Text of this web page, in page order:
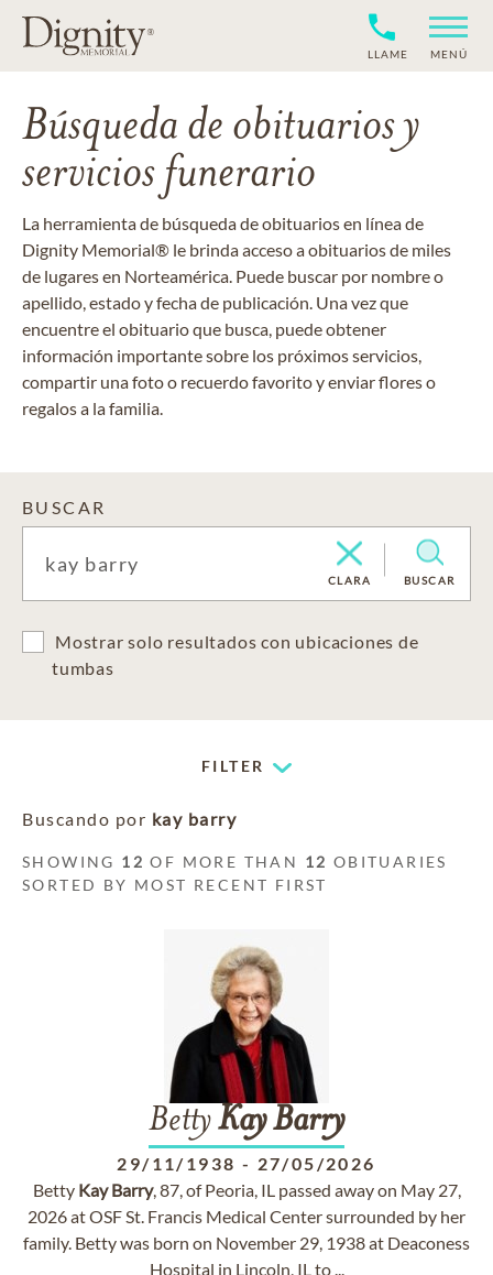
LLAME MENÚ
Búsqueda de obituarios y
servicios funerario
La herramienta de búsqueda de obituarios en línea de
Dignity Memorial® le brinda acceso a obituarios de miles
de lugares en Norteamérica. Puede buscar por nombre o
apellido, estado y fecha de publicación. Una vez que
encuentre el obituario que busca, puede obtener
información importante sobre los próximos servicios,
compartir una foto o recuerdo favorito y enviar flores o
regalos a la familia.
BUSCAR
CLARA BUSCAR
Mostrar solo resultados con ubicaciones de
tumbas
FILTER
Buscando por kay barry
SHOWING 12 OF MORE THAN 12 OBITUARIES
SORTED BY MOST RECENT FIRST
BettyKayBarry
29/11/1938 - 27/05/2026
Betty Kay Barry, 87, of Peoria, IL passed away on May 27,
2026 at OSF St. Francis Medical Center surrounded by her
family. Betty was born on November 29, 1938 at Deaconess
Hospital in Lincoln, IL to ...